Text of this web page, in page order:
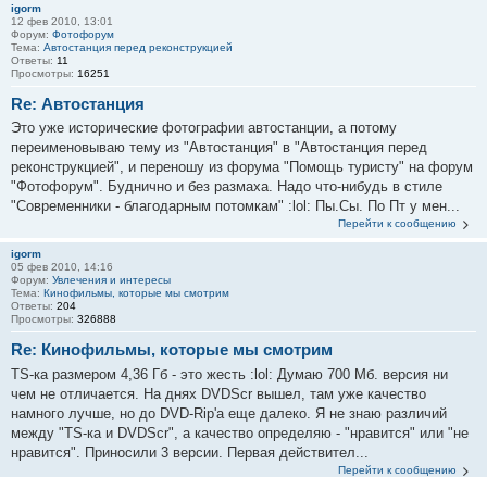
igorm
12 фев 2010, 13:01
Форум: Фотофорум
Тема: Автостанция перед реконструкцией
Ответы: 11
Просмотры: 16251
Re: Автостанция
Это уже исторические фотографии автостанции, а потому
переименовываю тему из "Автостанция" в "Автостанция перед
реконструкцией", и переношу из форума "Помощь туристу" на форум
"Фотофорум". Буднично и без размаха. Надо что-нибудь в стиле
"Современники - благодарным потомкам" :lol: Пы.Сы. По Пт у мен...
Перейти к сообщению
igorm
05 фев 2010, 14:16
Форум: Увлечения и интересы
Тема: Кинофильмы, которые мы смотрим
Ответы: 204
Просмотры: 326888
Re: Кинофильмы, которые мы смотрим
TS-ка размером 4,36 Гб - это жесть :lol: Думаю 700 Мб. версия ни
чем не отличается. На днях DVDScr вышел, там уже качество
намного лучше, но до DVD-Rip'a еще далеко. Я не знаю различий
между "TS-ка и DVDScr", а качество определяю - "нравится" или "не
нравится". Приносили 3 версии. Первая действител...
Перейти к сообщению